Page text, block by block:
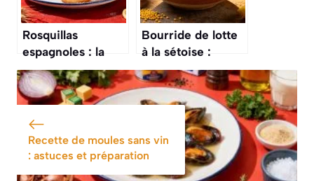
Rosquillas
espagnoles : la
recette
traditionnelle
Bourride de lotte
à la sétoise :
recette
traditionnelle du
sud
Recette de moules sans vin
: astuces et préparation